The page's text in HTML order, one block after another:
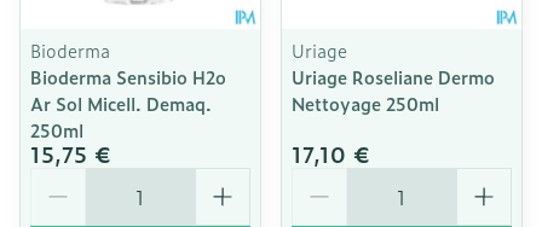
Bioderma
Bioderma Sensibio H2o
Ar Sol Micell. Demaq.
250ml
15,75 €
Uriage
Uriage Roseliane Dermo
Nettoyage 250ml
17,10 €